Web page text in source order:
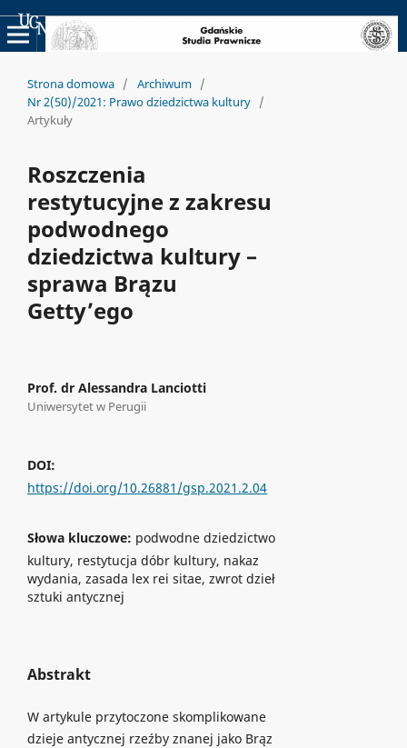
Uniwersyteckie Czasopisma Naukowe
Strona domowa / Archiwum /
Nr 2(50)/2021: Prawo dziedzictwa kultury /
Artykuły
Roszczenia
restytucyjne z zakresu
podwodnego
dziedzictwa kultury –
sprawa Brązu
Getty’ego
Prof. dr Alessandra Lanciotti
Uniwersytet w Perugii
DOI:
https://doi.org/10.26881/gsp.2021.2.04
Słowa kluczowe: podwodne dziedzictwo
kultury, restytucja dóbr kultury, nakaz
wydania, zasada lex rei sitae, zwrot dzieł
sztuki antycznej
Abstrakt
W artykule przytoczone skomplikowane
dzieje antycznej rzeźby znanej jako Brąz